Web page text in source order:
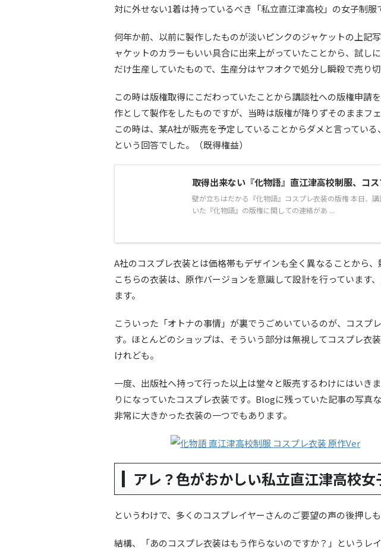
対に外せない1着は持っているべき「私立直江津高校」の女子制服
何年か前、以前に製作したものが淡いピンクのジャケットの上記
ャケットのカラーもいい具合に出来上がっていたことから、試し
だけ生産していたもので、生産分はヤフオクで処分し瞬殺で売り
この時は版権取得にこだわっていたことから講談社への版権申請
作として製作をしたものですが、当時は版権が降りずそのままフ
この時は、某A社が販売を予定していることからダメと言ってい
という回答でした。（既得権益）
取得出来ない『化物語』直江津高校制服、コ
壁が立ちはだかる『化物語』コスプレ衣装の版権 本日、
いた『化物語』の版権に関しての連絡があ ...
A社のコスプレ衣装とは価格帯もデザインも全く異なることから、
こちらの衣装は、原作バージョンを意識して設計を行っています
ます。
こういった「オトナの事情」が裏でうごめいているのが、コスプ
す。ほとんどのショップは、そういう部分は無視してコスプレ衣
けれども。
一度、出版社へ持って行った以上は堂々と販売するわけにはいき
りになっていたコスプレ衣装です。Blogに残っていた記事の写真
非常に大きかった衣装の一つでもあります。
アレ？色がおかしい私立直江津高校女
というわけで、多くのコスプレイヤーさんのご要望の声の後押し
結構、「あのコスプレ衣装はもう作らないのですか？」というレ